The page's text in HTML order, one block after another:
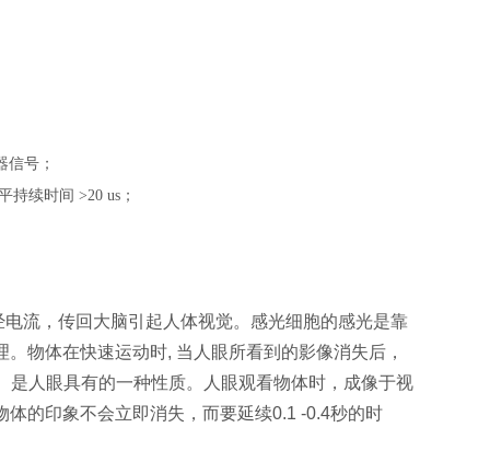
号；
续时间 >20 us；
流，传回大脑引起人体视觉。感光细胞的感光是靠
物体在快速运动时, 当人眼所看到的影像消失后，
是人眼具有的一种性质。人眼观看物体时，成像于视
的印象不会立即消失，而要延续0.1 -0.4秒的时